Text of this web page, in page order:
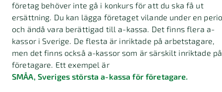
företag behöver inte gå i konkurs för att du ska få ut
ersättning. Du kan lägga företaget vilande under en
och ändå vara berättigad till a-kassa. Det finns flera a-
kassor i Sverige. De flesta är inriktade på arbetstagare,
men det finns också a-kassor som är särskilt inriktade på
företagare. Ett exempel är
SMÅA, Sveriges största a-kassa för företagare.